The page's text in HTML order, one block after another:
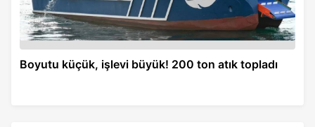
Boyutu küçük, işlevi büyük! 200 ton atık topladı